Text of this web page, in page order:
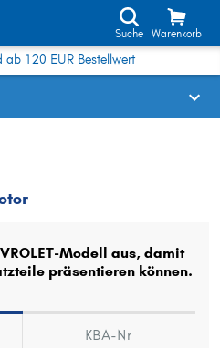
Suche Warenkorb
ab 120 EUR Bestellwert
Modell aus, damit
präsentieren können.
KBA-Nr